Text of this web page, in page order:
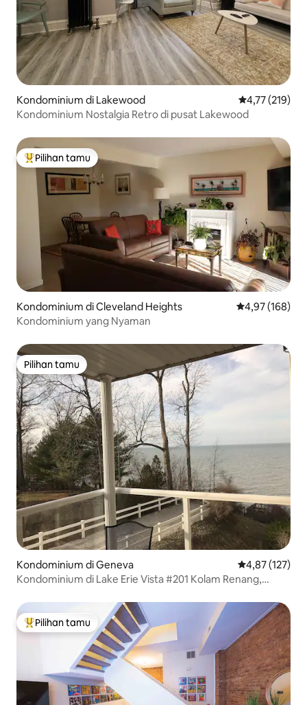
Kondominium di Lakewood Nilai rata-rata
4,77 (219)
Kondominium Nostalgia Retro di pusat Lakewood
Pilihan tamu terpopuler
Pilihan tamu
Kondominium di Cleveland Heights Nilai rata-rata
4,97 (168)
Kondominium yang Nyaman
Pilihan tamu
Pilihan tamu
Kondominium di Geneva Nilai rata-rata
4,87 (127)
Kondominium di Lake Erie Vista #201 Kolam Renang,
Pilihan tamu terpopuler
Pilihan tamu